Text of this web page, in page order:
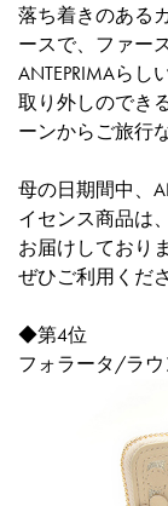
落ち着きのある
ースで、ファー
ANTEPRIMAらし
取り外しのでき
ーンからご旅行
母の日期間中、
イセンス商品は
お届けしており
ぜひご利用くだ
◆第4位
フォラータ/ラ